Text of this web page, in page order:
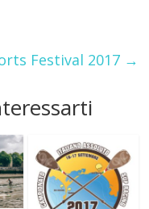
Festival 2017 →